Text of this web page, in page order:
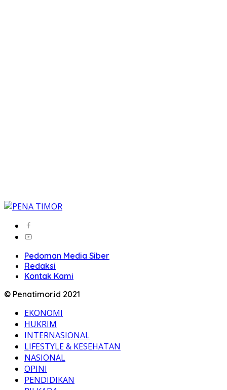
Pedoman Media Siber
Redaksi
Kontak Kami
© Penatimor.id 2021
EKONOMI
HUKRIM
INTERNASIONAL
LIFESTYLE & KESEHATAN
NASIONAL
OPINI
PENDIDIKAN